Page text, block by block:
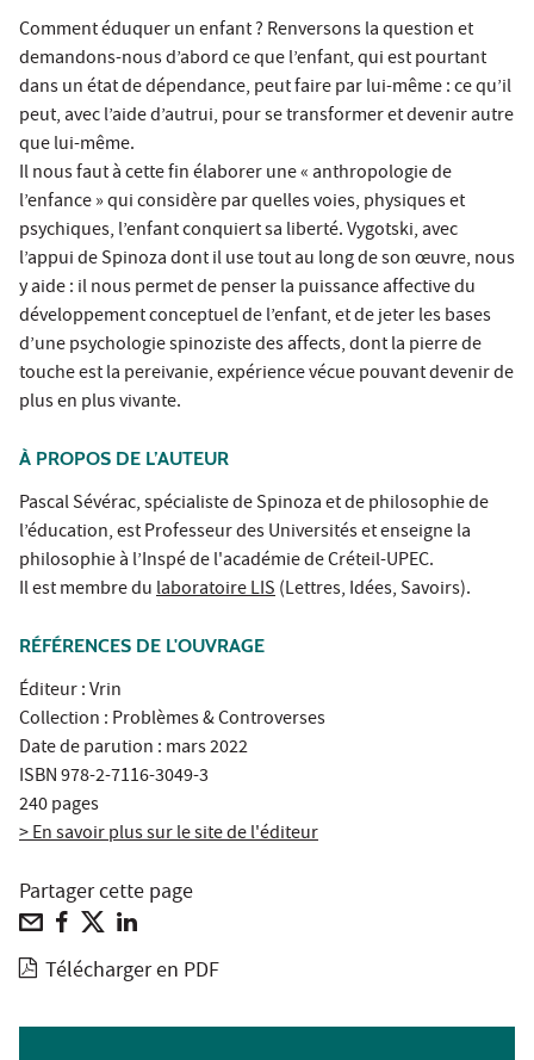
Comment éduquer un enfant ? Renversons la question et
demandons-nous d’abord ce que l’enfant, qui est pourtant
dans un état de dépendance, peut faire par lui-même : ce qu’il
peut, avec l’aide d’autrui, pour se transformer et devenir autre
que lui-même.
Il nous faut à cette fin élaborer une « anthropologie de
l’enfance » qui considère par quelles voies, physiques et
psychiques, l’enfant conquiert sa liberté. Vygotski, avec
l’appui de Spinoza dont il use tout au long de son œuvre, nous
y aide : il nous permet de penser la puissance affective du
développement conceptuel de l’enfant, et de jeter les bases
d’une psychologie spinoziste des affects, dont la pierre de
touche est la pereivanie, expérience vécue pouvant devenir de
plus en plus vivante.
À PROPOS DE L’AUTEUR
Pascal Sévérac, spécialiste de Spinoza et de philosophie de
l’éducation, est Professeur des Universités et enseigne la
philosophie à l’Inspé de l'académie de Créteil-UPEC.
Il est membre dulaboratoire LIS(Lettres, Idées, Savoirs).
RÉFÉRENCES DE L'OUVRAGE
Éditeur : Vrin
Collection : Problèmes & Controverses
Date de parution : mars 2022
ISBN 978-2-7116-3049-3
240 pages
> En savoir plus sur le site de l'éditeur
Partager cette page
Télécharger en PDF